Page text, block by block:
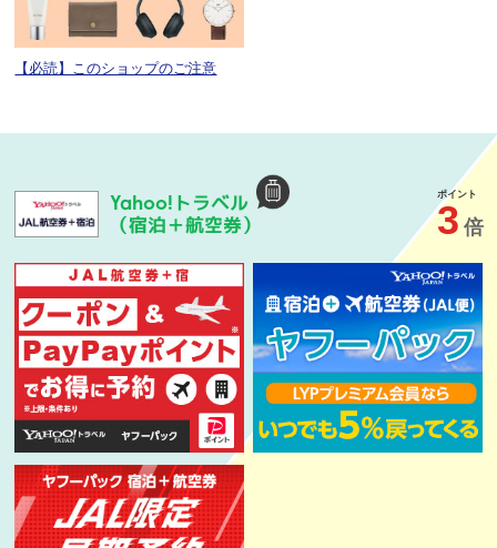
【必読】このショップのご注意
Yahoo! トラベル
（宿泊＋航空券）
ポイント
3 倍